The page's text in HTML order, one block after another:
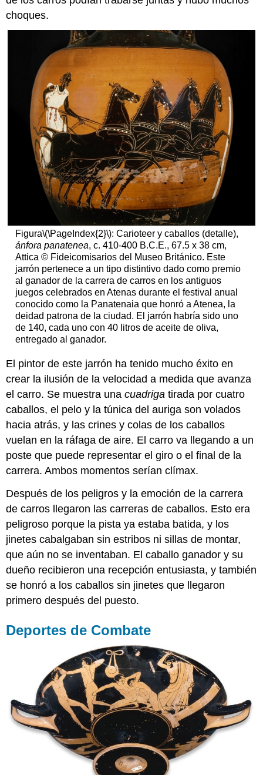
choques.
Figura\(\PageIndex{2}\): Carioteer y caballos (detalle),
ánfora panatenea, c. 410-400 B.C.E., 67.5 x 38 cm,
Attica © Fideicomisarios del Museo Británico. Este
jarrón pertenece a un tipo distintivo dado como premio
al ganador de la carrera de carros en los antiguos
juegos celebrados en Atenas durante el festival anual
conocido como la Panatenaia que honró a Atenea, la
deidad patrona de la ciudad. El jarrón habría sido uno
de 140, cada uno con 40 litros de aceite de oliva,
entregado al ganador.
El pintor de este jarrón ha tenido mucho éxito en
crear la ilusión de la velocidad a medida que avanza
el carro. Se muestra unacuadriga tirada por cuatro
caballos, el pelo y la túnica del auriga son volados
hacia atrás, y las crines y colas de los caballos
vuelan en la ráfaga de aire. El carro va llegando a un
poste que puede representar el giro o el final de la
carrera. Ambos momentos serían clímax.
Después de los peligros y la emoción de la carrera
de carros llegaron las carreras de caballos. Esto era
peligroso porque la pista ya estaba batida, y los
jinetes cabalgaban sin estribos ni sillas de montar,
que aún no se inventaban. El caballo ganador y su
dueño recibieron una recepción entusiasta, y también
se honró a los caballos sin jinetes que llegaron
primero después del puesto.
Deportes de Combate